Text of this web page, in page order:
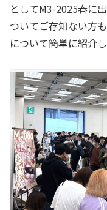
としてM3-2025春に
ついてご存知ない方
について簡単に紹介